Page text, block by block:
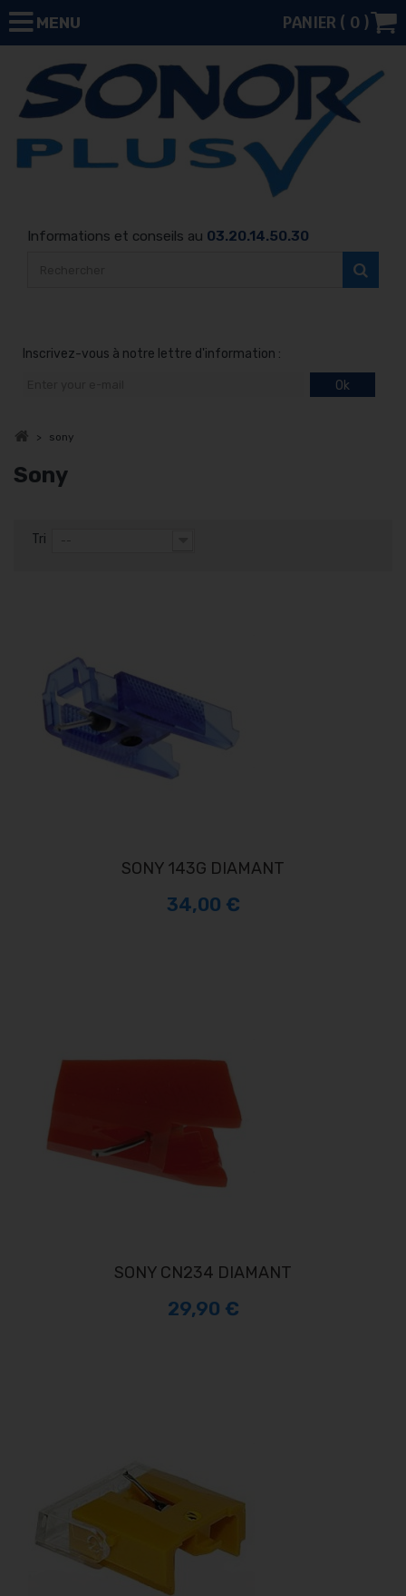
MENU PANIER ( 0 )
Informations et conseils au 03.20.14.50.30
Inscrivez-vous à notre lettre d'information :
Ok
> sony
Sony
Tri --
SONY 143G DIAMANT
34,00 €
SONY CN234 DIAMANT
29,90 €